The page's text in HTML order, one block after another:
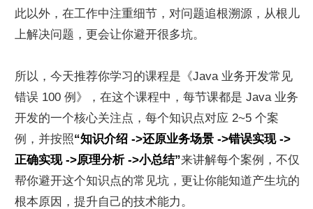
此以外，在工作中注重细节，对问题追根溯源，从根儿
上解决问题，更会让你避开很多坑。
所以，今天推荐你学习的课程是《Java 业务开发常见
错误 100 例》，在这个课程中，每节课都是 Java 业务
开发的一个核心关注点，每个知识点对应 2~5 个案
例，并按照“知识介绍 ->还原业务场景 ->错误实现 ->
正确实现 ->原理分析 ->小总结”来讲解每个案例，不仅
帮你避开这个知识点的常见坑，更让你能知道产生坑的
根本原因，提升自己的技术能力。